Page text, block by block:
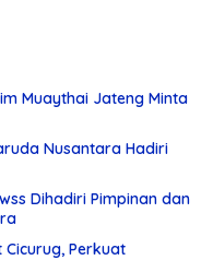
Muaythai Jateng Minta
Nusantara Hadiri
Dihadiri Pimpinan dan
Cicurug, Perkuat